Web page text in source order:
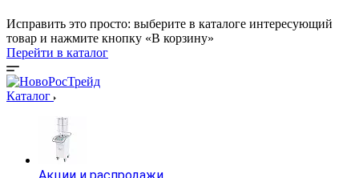
Исправить это просто: выберите в каталоге интересующий
товар и нажмите кнопку «В корзину»
Перейти в каталог
Каталог